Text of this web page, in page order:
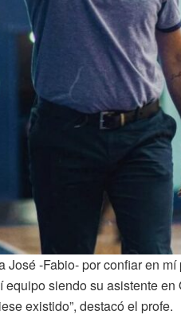
José -Fabio- por confiar en
siendo su asistente
existido”, destacó el profe.